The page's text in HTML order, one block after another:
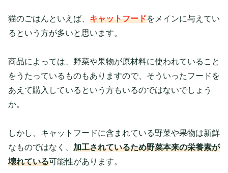
猫のごはんといえば、 キャットフードをメインに与えてい
るという方が多いと思います。
商品によっては、野菜や果物が原材料に使われていること
をうたっているものもありますので、そういったフードを
あえて購入しているという方もいるのではないでしょう
か。
しかし、キャットフードに含まれている野菜や果物は新鮮
なものではなく、 加工されているため野菜本来の栄養素が
壊れている可能性があります。